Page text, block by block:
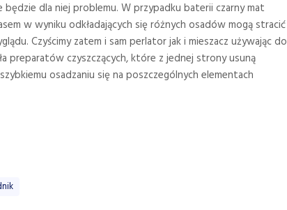
będzie dla niej problemu. W przypadku baterii czarny mat
w wyniku odkładających się różnych osadów mogą stracić
Czyścimy zatem i sam perlator jak i mieszacz używając do
preparatów czyszczących, które z jednej strony usuną
osadzaniu się na poszczególnych elementach